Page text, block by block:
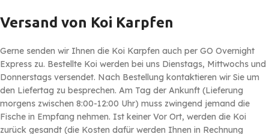
Versand von Koi Karpfen
Gerne senden wir Ihnen die Koi Karpfen auch per GO Overnight
Express zu. Bestellte Koi werden bei uns Dienstags, Mittwochs und
Donnerstags versendet. Nach Bestellung kontaktieren wir Sie um
den Liefertag zu besprechen. Am Tag der Ankunft (Lieferung
morgens zwischen 8:00-12:00 Uhr) muss zwingend jemand die
Fische in Empfang nehmen. Ist keiner Vor Ort, werden die Koi
zurück gesandt (die Kosten dafür werden Ihnen in Rechnung